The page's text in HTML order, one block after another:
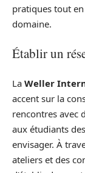
pratiques tout
domaine.
Établir un
La Weller
accent sur la
rencontres avec
aux étudiants
envisager. À
ateliers et des